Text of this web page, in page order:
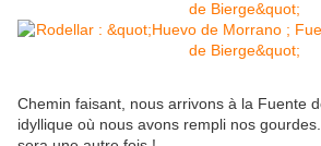
Chemin faisant, nous arrivons à la Fuente
idyllique où nous avons rempli nos